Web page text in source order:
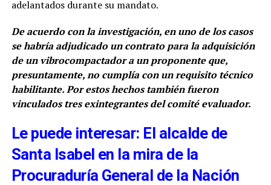
adelantados durante su mandato.
De acuerdo con la investigación, en uno de los casos
se habría adjudicado un contrato para la adquisición
de un vibrocompactador a un proponente que,
presuntamente, no cumplía con un requisito técnico
habilitante. Por estos hechos también fueron
vinculados tres exintegrantes del comité evaluador.
Le puede interesar: El alcalde de
Santa Isabel en la mira de la
Procuraduría General de la Nación